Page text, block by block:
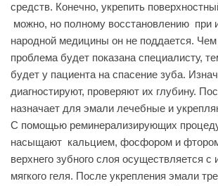
средств. Конечно, укрепить
можно, но полному восстановлению при
народной медицины он не поддается.
проблема будет показана специалисту,
будет у пациента на спасение зуба.
диагностируют, проверяют их глубину.
назначает для эмали лечебные и
С помощью реминерализирующих
насыщают кальцием, фосфором и
верхнего зубного слоя осуществляется с
мягкого геля. После укрепления эмали